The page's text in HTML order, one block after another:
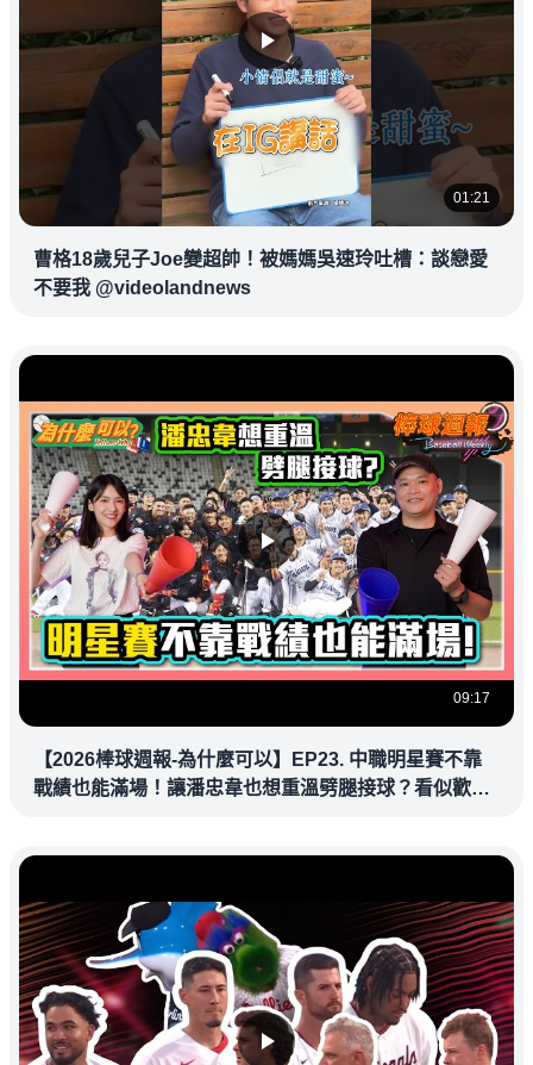
01:21
曹格18歲兒子Joe變超帥！被媽媽吳速玲吐槽：談戀愛
不要我 @videolandnews
09:17
【2026棒球週報-為什麼可以】EP23. 中職明星賽不靠
戰績也能滿場！讓潘忠韋也想重溫劈腿接球？看似歡樂